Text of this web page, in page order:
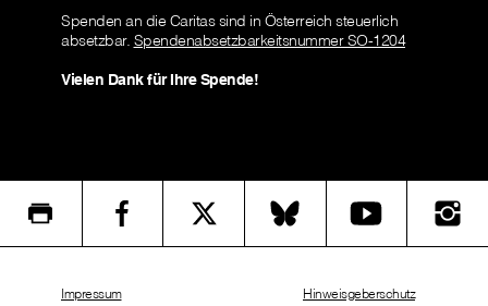
Spenden an die Caritas sind in Österreich steuerlich
absetzbar. Spendenabsetzbarkeitsnummer SO-1204
Vielen Dank für Ihre Spende!
Impressum Hinweisgeberschutz